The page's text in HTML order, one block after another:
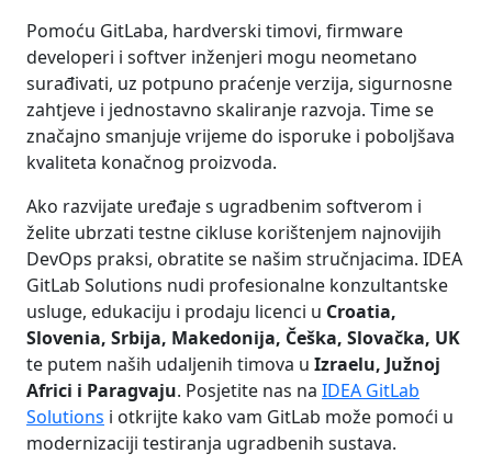
Pomoću GitLaba, hardverski timovi, firmware
developeri i softver inženjeri mogu neometano
surađivati, uz potpuno praćenje verzija, sigurnosne
zahtjeve i jednostavno skaliranje razvoja. Time se
značajno smanjuje vrijeme do isporuke i poboljšava
kvaliteta konačnog proizvoda.
Ako razvijate uređaje s ugradbenim softverom i
želite ubrzati testne cikluse korištenjem najnovijih
DevOps praksi, obratite se našim stručnjacima. IDEA
GitLab Solutions nudi profesionalne konzultantske
usluge, edukaciju i prodaju licenci u Croatia,
Slovenia, Srbija, Makedonija, Češka, Slovačka, UK
te putem naših udaljenih timova u Izraelu, Južnoj
Africi i Paragvaju. Posjetite nas na IDEA GitLab
Solutions i otkrijte kako vam GitLab može pomoći u
modernizaciji testiranja ugradbenih sustava.